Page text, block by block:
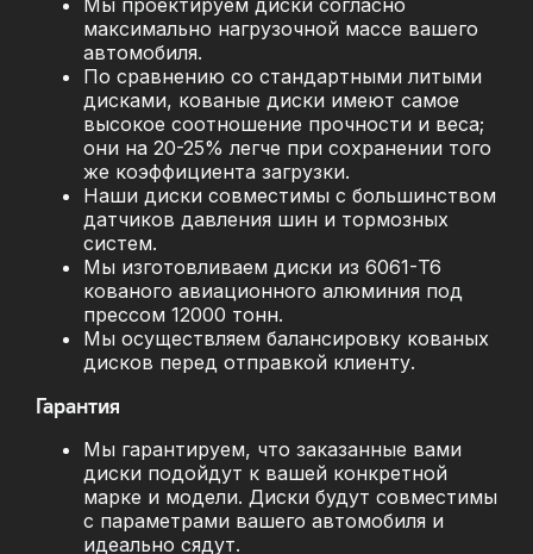
максимально нагрузочной массе вашего
автомобиля.
По сравнению со стандартными литыми
дисками, кованые диски имеют самое
высокое соотношение прочности и веса;
они на 20-25% легче при сохранении того
же коэффициента загрузки.
Наши диски совместимы с большинством
датчиков давления шин и тормозных
систем.
Мы изготовливаем диски из 6061-T6
кованого авиационного алюминия под
прессом 12000 тонн.
Мы осуществляем балансировку кованых
дисков перед отправкой клиенту.
Гарантия
Мы гарантируем, что заказанные вами
диски подойдут к вашей конкретной
марке и модели. Диски будут совместимы
с параметрами вашего автомобиля и
идеально сядут.